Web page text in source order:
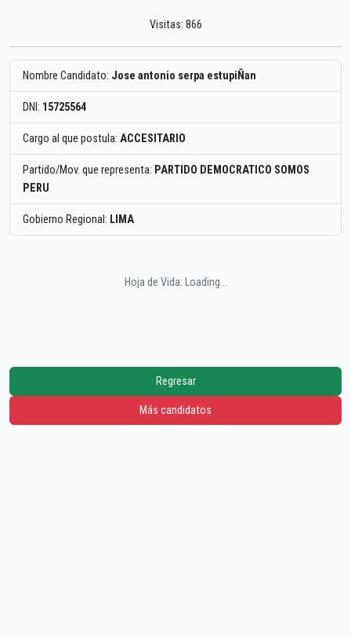
Visitas: 866
Nombre Candidato: Jose antonio serpa estupiÑan
DNI: 15725564
Cargo al que postula: ACCESITARIO
Partido/Mov. que representa: PARTIDO DEMOCRATICO SOMOS
PERU
Gobierno Regional: LIMA
Hoja de Vida: Loading...
Regresar
Más candidatos